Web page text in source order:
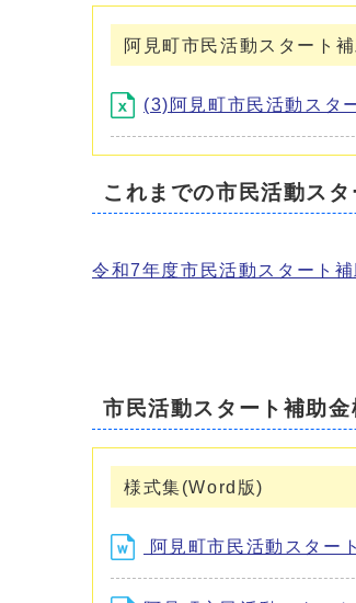
阿見町市民活動スタート
(3)阿見町市民活動スタ
これまでの市民活動ス
令和7年度市民活動スタート
市民活動スタート補助金
様式集(Word版)
阿見町市民活動スタ